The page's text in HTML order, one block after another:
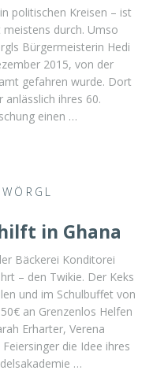
politischen Kreisen – ist
meistens durch. Umso
Bürgermeisterin Hedi
2015, von der
gefahren wurde. Dort
anlässlich ihres 60.
einen …
WÖRGL
in Ghana
Bäckerei Konditorei
– den Twikie. Der Keks
und im Schulbuffet von
an Grenzenlos Helfen
Erharter, Verena
die Idee ihres
…